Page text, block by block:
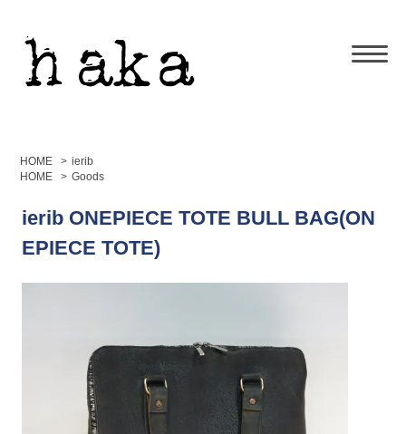
HOME > ierib
HOME
> Goods
ierib ONEPIECE TOTE BULL BAG(ON
EPIECE TOTE)